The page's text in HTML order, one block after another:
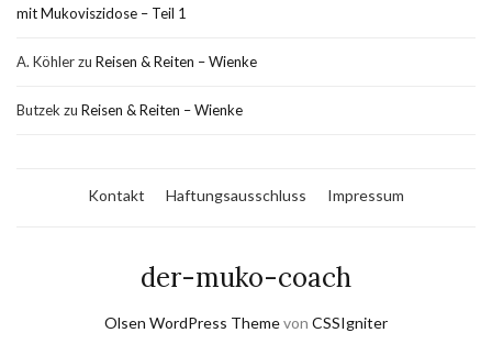
mit Mukoviszidose – Teil 1
A. Köhlerzu Reisen & Reiten – Wienke
Butzek zu Reisen & Reiten – Wienke
Kontakt Haftungsausschluss Impressum
der-muko-coach
Olsen WordPress Themevon CSSIgniter